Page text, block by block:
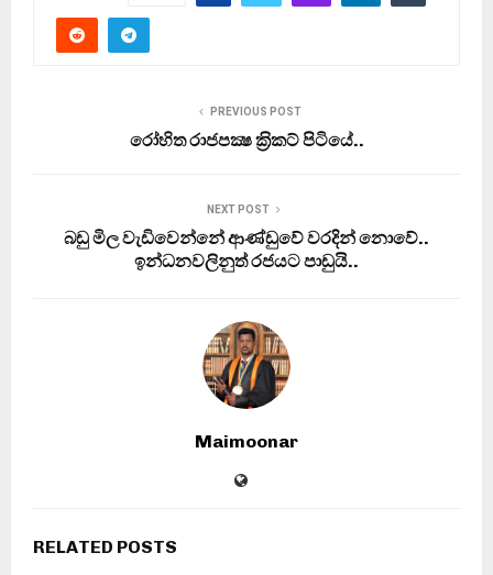
PREVIOUS POST
රෝහිත රාජපක්‍ෂ ක‍්‍රිකට් පිටියේ..
NEXT POST
බඩු මිල වැඩිවෙන්නේ ආණ්ඩුවේ වරදින් නොවේ..
ඉන්ධනවලිනුත් රජයට පාඩුයි..
Maimoonar
RELATED POSTS